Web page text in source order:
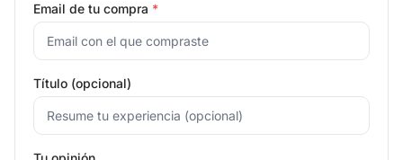
Email de tu compra *
Título (opcional)